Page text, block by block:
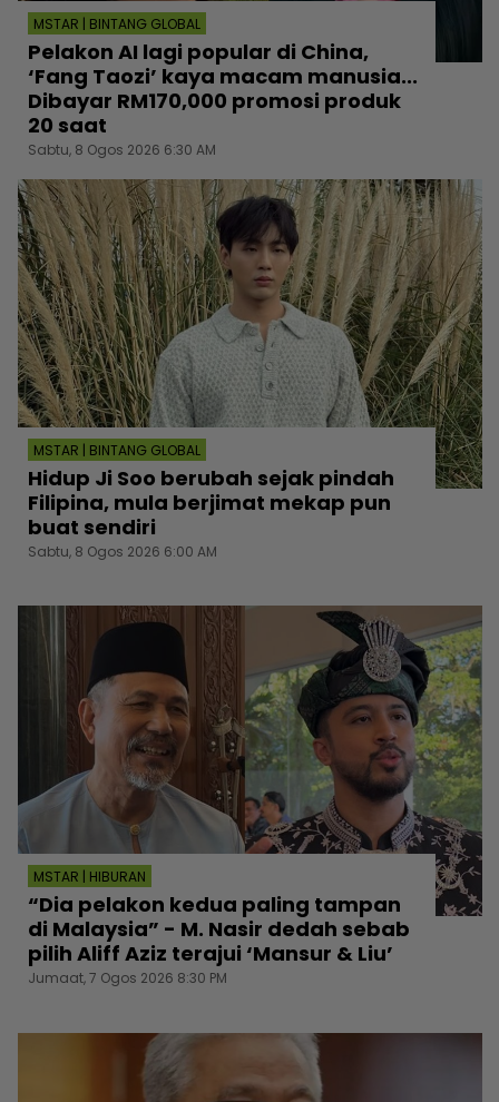
MSTAR | BINTANG GLOBAL
Pelakon AI lagi popular di China,
‘Fang Taozi’ kaya macam manusia...
Dibayar RM170,000 promosi produk
20 saat
Sabtu, 8 Ogos 2026 6:30 AM
MSTAR | BINTANG GLOBAL
Hidup Ji Soo berubah sejak pindah
Filipina, mula berjimat mekap pun
buat sendiri
Sabtu, 8 Ogos 2026 6:00 AM
MSTAR | HIBURAN
“Dia pelakon kedua paling tampan
di Malaysia” - M. Nasir dedah sebab
pilih Aliff Aziz terajui ‘Mansur & Liu’
Jumaat, 7 Ogos 2026 8:30 PM